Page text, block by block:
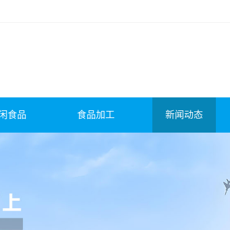
食品 食品加工 新闻动态